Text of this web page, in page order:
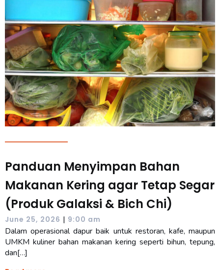
Panduan Menyimpan Bahan
Makanan Kering agar Tetap Segar
(Produk Galaksi & Bich Chi)
June 25, 2026 | 9:00 am
Dalam operasional dapur baik untuk restoran, kafe, maupun
UMKM kuliner bahan makanan kering seperti bihun, tepung,
dan[…]